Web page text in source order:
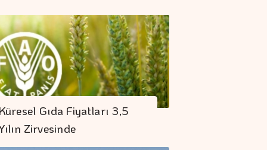
Küresel Gıda Fiyatları 3,5
Zirvesinde